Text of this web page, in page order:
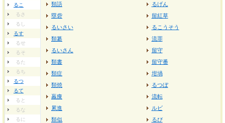
るこ
るさ
るし
るす
るせ
るそ
るた
るち
るつ
るて
ると
るな
るに
類語
塁砦
るいさい
類纂
るいさん
類書
類症
類焼
羸痩
累進
類似
るげん
留紅草
るこうそう
流罪
留守
留守番
坩堝
るつぼ
流転
ルビ
るび